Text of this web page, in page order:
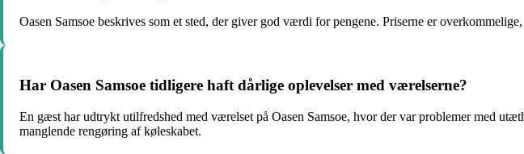
Oasen Samsoe beskrives som et sted, der giver god værdi for pengene. Priserne er
Har Oasen Samsoe tidligere haft dårlige oplevelser med værelserne?
En gæst har udtrykt utilfredshed med værelset på Oasen Samsoe, hvor der var problemer med
manglende rengøring af køleskabet.